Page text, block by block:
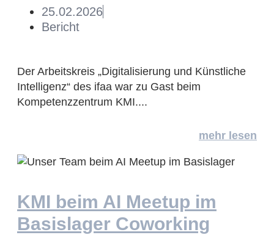
25.02.2026
Bericht
Der Arbeitskreis „Digitalisierung und Künstliche
Intelligenz“ des ifaa war zu Gast beim
Kompetenzzentrum KMI....
mehr lesen
KMI beim AI Meetup im
Basislager Coworking